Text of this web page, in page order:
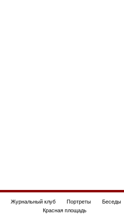
Журнальный клуб Портреты Беседы
Красная площадь